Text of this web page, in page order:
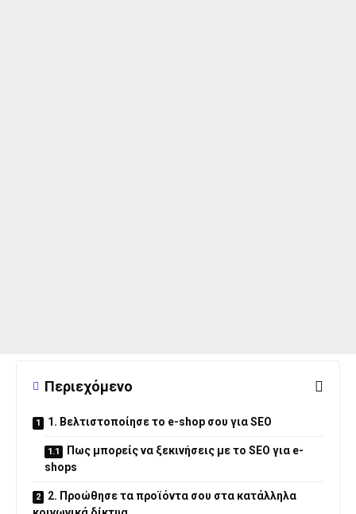
Περιεχόμενο
1. Βελτιστοποίησε το e-shop σου για SEO
Πως μπορείς να ξεκινήσεις με το SEO για e-
shops
2. Προώθησε τα προϊόντα σου στα κατάλληλα